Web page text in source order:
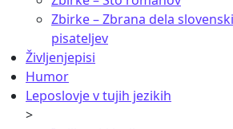
Zbirke – Zbrana dela
pisateljev
Življenjepisi
Humor
Leposlovje v tujih jezikih
>